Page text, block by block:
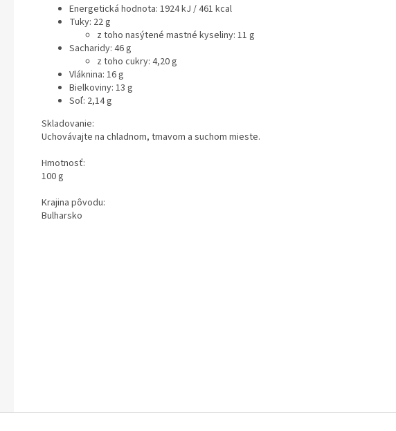
Energetická hodnota: 1924 kJ / 461 kcal
Tuky: 22 g
z toho nasýtené mastné kyseliny: 11 g
Sacharidy: 46 g
z toho cukry: 4,20 g
Vláknina: 16 g
Bielkoviny: 13 g
Soľ: 2,14 g
Skladovanie:
Uchovávajte na chladnom, tmavom a suchom mieste.
Hmotnosť:
100 g
Krajina pôvodu:
Bulharsko